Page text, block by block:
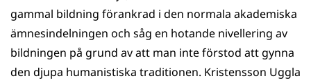
gammal bildning förankrad i den normala akademiska
ämnesindelningen och såg en hotande nivellering av
bildningen på grund av att man inte förstod att gynna
den djupa humanistiska traditionen. Kristensson Uggla